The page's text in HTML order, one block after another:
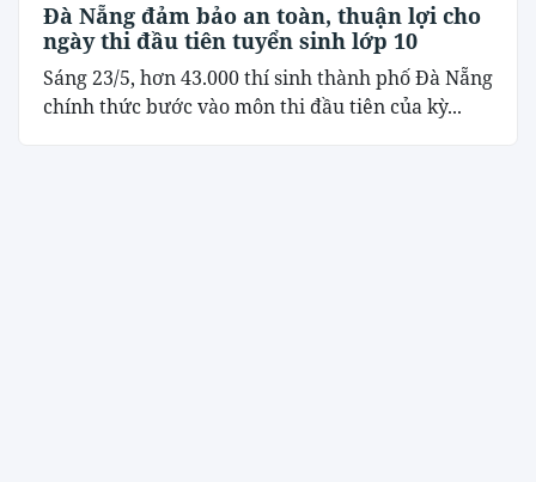
Đà Nẵng đảm bảo an toàn, thuận lợi cho
ngày thi đầu tiên tuyển sinh lớp 10
Sáng 23/5, hơn 43.000 thí sinh thành phố Đà Nẵng
chính thức bước vào môn thi đầu tiên của kỳ...